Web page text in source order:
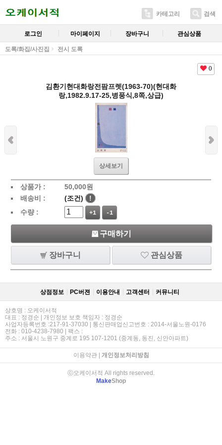
카테고리 검색
로그인 마이페이지 장바구니 관심상품
도록/화집/사진집 전시 도록
0
김환기현대화랑전팜프렛(1963-70)(현대화
랑,1982.9.17-25,병풍식,8쪽,상급)
상세보기
상품가 : 50,000원
배송비 :
(조건)
!
수량 :
+1 -1
구매하기
장바구니 관심상품
상점정보 PC버젼 이용안내 고객센터 커뮤니티
상호명 : 오케이서적
대표 : 정경순 | 개인정보 보호 책임자 : 정경순
사업자등록번호 :217-91-37030 | 통신판매업신고번호 : 2014-서울노원-0176
전화 : 010-4238-7980 | 팩스 :
주소 : 서울시 노원구 중계로 195 107-1201 (중계동, 동진, 신안아파트)
이용약관| 개인정보처리방침
ⓒ오케이서적 All rights reserved.
MakeShop